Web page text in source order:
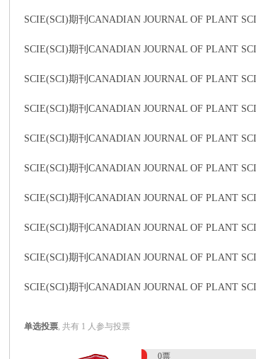
SCIE(SCI)期刊CANADIAN JOURNAL OF PLANT
SCIE(SCI)期刊CANADIAN JOURNAL OF PLANT
SCIE(SCI)期刊CANADIAN JOURNAL OF PLANT
SCIE(SCI)期刊CANADIAN JOURNAL OF PLANT
SCIE(SCI)期刊CANADIAN JOURNAL OF PLANT
SCIE(SCI)期刊CANADIAN JOURNAL OF PLANT
SCIE(SCI)期刊CANADIAN JOURNAL OF PLANT
SCIE(SCI)期刊CANADIAN JOURNAL OF PLANT
SCIE(SCI)期刊CANADIAN JOURNAL OF PLANT
SCIE(SCI)期刊CANADIAN JOURNAL OF PLANT
单选投票, 共有 1 人参与投票
0票